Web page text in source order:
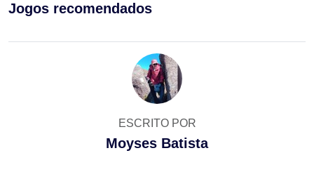
Jogos recomendados
ESCRITO POR
Moyses Batista